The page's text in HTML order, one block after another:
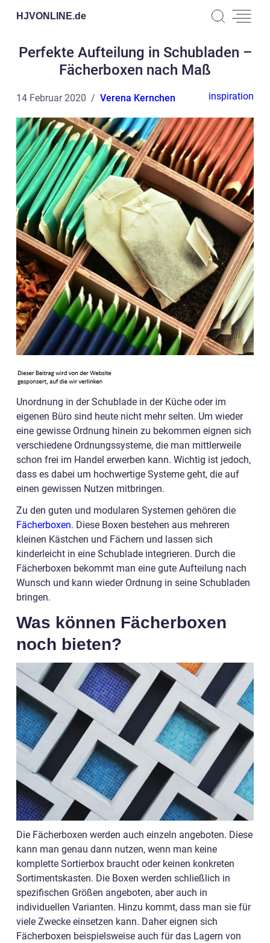
HJVONLINE.de
Perfekte Aufteilung in Schubladen –
Fächerboxen nach Maß
14 Februar 2020 Verena Kernchen inspiration
Unordnung in der Schublade in der Küche oder im
eigenen Büro sind heute nicht mehr selten. Um wieder
eine gewisse Ordnung hinein zu bekommen eignen sich
verschiedene Ordnungssysteme, die man mittlerweile
schon frei im Handel erwerben kann. Wichtig ist jedoch,
dass es dabei um hochwertige Systeme geht, die auf
einen gewissen Nutzen mitbringen.
Zu den guten und modularen Systemen gehören die
Fächerboxen. Diese Boxen bestehen aus mehreren
kleinen Kästchen und Fächern und lassen sich
kinderleicht in eine Schublade integrieren. Durch die
Fächerboxen bekommt man eine gute Aufteilung nach
Wunsch und kann wieder Ordnung in seine Schubladen
bringen.
Was können Fächerboxen
noch bieten?
Die Fächerboxen werden auch einzeln angeboten. Diese
kann man genau dann nutzen, wenn man keine
komplette Sortierbox braucht oder keinen konkreten
Sortimentskasten. Die Boxen werden schließlich in
spezifischen Größen angeboten, aber auch in
individuellen Varianten. Hinzu kommt, dass man sie für
viele Zwecke einsetzen kann. Daher eignen sich
Fächerboxen beispielsweise auch für das Lagern von